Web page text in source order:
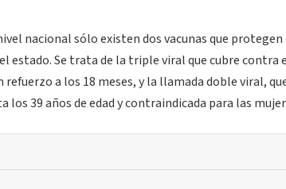
nacional sólo existen dos vacunas que
estado. Se trata de la triple viral que cubre contra
refuerzo a los 18 meses, y la llamada doble viral,
los 39 años de edad y contraindicada para las